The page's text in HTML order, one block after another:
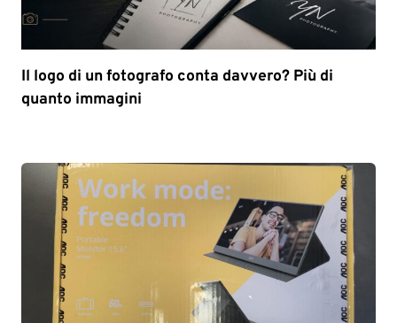
Il logo di un fotografo conta davvero? Più di
quanto immagini